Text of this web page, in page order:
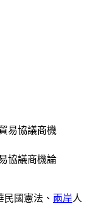
協議商機論
國憲法、 兩岸人